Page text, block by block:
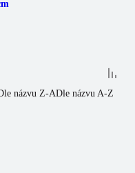
názvu Z-ADle názvu A-Z